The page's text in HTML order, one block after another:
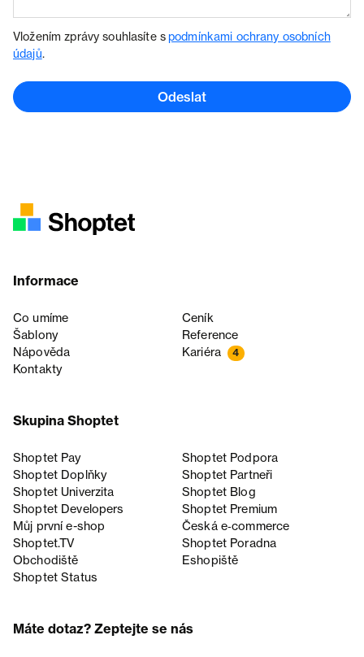
Vložením zprávy souhlasíte spodmínkami ochrany osobních
údajů.
Odeslat
Informace
Co umíme
Ceník
Šablony
Reference
Nápověda
Kariéra 4
Kontakty
Skupina Shoptet
Shoptet Pay
Shoptet Podpora
Shoptet Doplňky
Shoptet Partneři
Shoptet Univerzita
Shoptet Blog
Shoptet Developers
Shoptet Premium
Můj první e-shop
Česká e‑commerce
Shoptet.TV
Shoptet Poradna
Obchodiště
Eshopiště
Shoptet Status
Máte dotaz? Zeptejte se nás